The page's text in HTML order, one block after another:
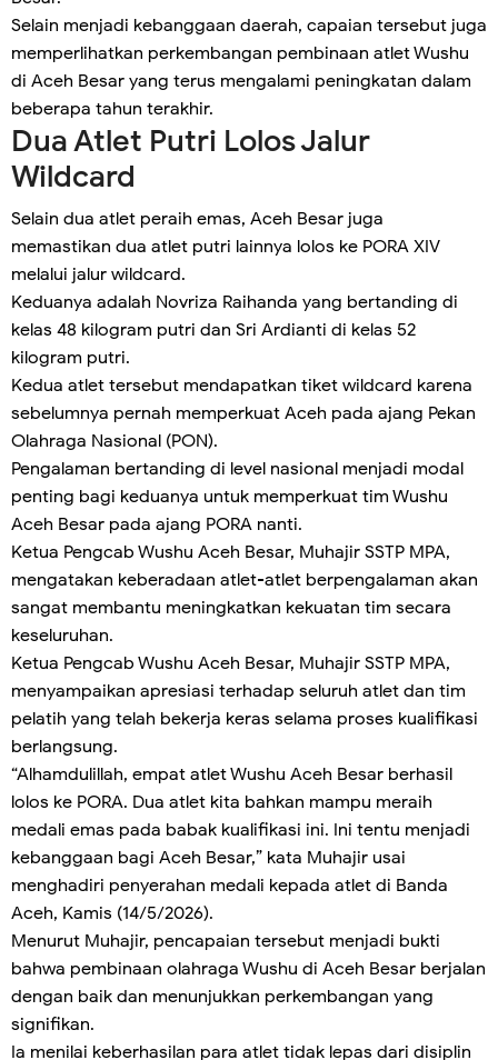
Selain menjadi kebanggaan daerah, capaian tersebut juga
memperlihatkan perkembangan pembinaan atlet Wushu
di Aceh Besar yang terus mengalami peningkatan dalam
beberapa tahun terakhir.
Dua Atlet Putri Lolos Jalur
Wildcard
Selain dua atlet peraih emas, Aceh Besar juga
memastikan dua atlet putri lainnya lolos ke PORA XIV
melalui jalur wildcard.
Keduanya adalah Novriza Raihanda yang bertanding di
kelas 48 kilogram putri dan Sri Ardianti di kelas 52
kilogram putri.
Kedua atlet tersebut mendapatkan tiket wildcard karena
sebelumnya pernah memperkuat Aceh pada ajang Pekan
Olahraga Nasional (PON).
Pengalaman bertanding di level nasional menjadi modal
penting bagi keduanya untuk memperkuat tim Wushu
Aceh Besar pada ajang PORA nanti.
Ketua Pengcab Wushu Aceh Besar, Muhajir SSTP MPA,
mengatakan keberadaan atlet-atlet berpengalaman akan
sangat membantu meningkatkan kekuatan tim secara
keseluruhan.
Ketua Pengcab Wushu Aceh Besar, Muhajir SSTP MPA,
menyampaikan apresiasi terhadap seluruh atlet dan tim
pelatih yang telah bekerja keras selama proses kualifikasi
berlangsung.
“Alhamdulillah, empat atlet Wushu Aceh Besar berhasil
lolos ke PORA. Dua atlet kita bahkan mampu meraih
medali emas pada babak kualifikasi ini. Ini tentu menjadi
kebanggaan bagi Aceh Besar,” kata Muhajir usai
menghadiri penyerahan medali kepada atlet di Banda
Aceh, Kamis (14/5/2026).
Menurut Muhajir, pencapaian tersebut menjadi bukti
bahwa pembinaan olahraga Wushu di Aceh Besar berjalan
dengan baik dan menunjukkan perkembangan yang
signifikan.
Ia menilai keberhasilan para atlet tidak lepas dari disiplin